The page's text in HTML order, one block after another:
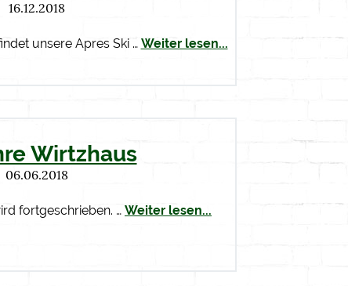
16.12.2018
unsere Apres Ski … Weiter lesen...
Wirtzhaus
06.06.2018
fortgeschrieben. … Weiter lesen...